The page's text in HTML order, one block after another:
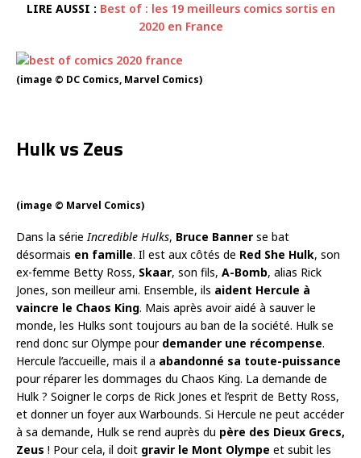
LIRE AUSSI : Best of : les 19 meilleurs comics sortis en
2020 en France
(image © DC Comics, Marvel Comics)
Hulk vs Zeus
(image © Marvel Comics)
Dans la série Incredible Hulks, Bruce Banner se bat
désormais en famille. Il est aux côtés de Red She Hulk, son
ex-femme Betty Ross, Skaar, son fils, A-Bomb, alias Rick
Jones, son meilleur ami. Ensemble, ils aident Hercule à
vaincre le Chaos King. Mais après avoir aidé à sauver le
monde, les Hulks sont toujours au ban de la société. Hulk se
rend donc sur Olympe pour demander une récompense.
Hercule l’accueille, mais il a abandonné sa toute-puissance
pour réparer les dommages du Chaos King. La demande de
Hulk ? Soigner le corps de Rick Jones et l’esprit de Betty Ross,
et donner un foyer aux Warbounds. Si Hercule ne peut accéder
à sa demande, Hulk se rend auprès du père des Dieux Grecs,
Zeus ! Pour cela, il doit gravir le Mont Olympe et subit les